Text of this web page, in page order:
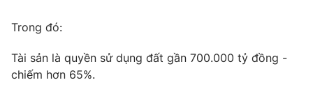
Tin tức
Thế giới đó đây
Tài chính
Trong đó:
Tài sản là quyền sử dụng đất gần 700.000 tỷ đồng -
chiếm hơn 65%.